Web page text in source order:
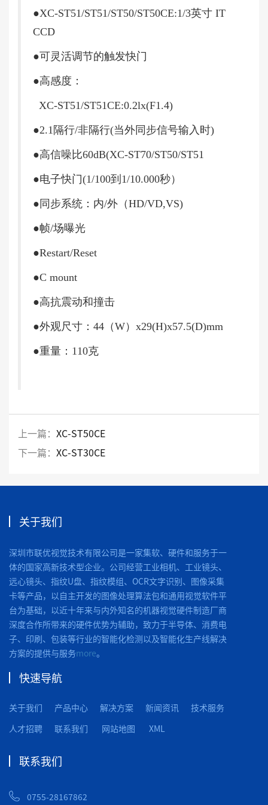
●XC-ST51/ST51/ST50/ST50CE:1/3英寸 IT
CCD
●可灵活调节的触发快门
●高感度：
XC-ST51/ST51CE:0.2lx(F1.4)
●2.1隔行/非隔行(当外同步信号输入时)
●高信噪比60dB(XC-ST70/ST50/ST51
●电子快门(1/100到1/10.000秒）
●同步系统：内/外（HD/VD,VS)
●帧/场曝光
●Restart/Reset
●C mount
●高抗震动和撞击
●外观尺寸：44（W）x29(H)x57.5(D)mm
●重量：110克
上一篇： XC-ST50CE
下一篇： XC-ST30CE
关于我们
深圳市联优视觉技术有限公司是一家集软、硬件和服务于一
体的国家高新技术型企业。公司经营工业相机、工业镜头、
远心镜头、指纹U盘、指纹模组、OCR文字识别、图像采集
卡等产品，以自主开发的图像处理算法包和通用视觉软件平
台为基础，以近十年来与内外知名的机器视觉硬件制造厂商
深度合作所带来的硬件优势为辅助，致力于半导体、消费电
子、印刷、包装等行业的智能化检测以及智能化生产线解决
方案的提供与服务more。
快速导航
关于我们 产品中心 解决方案 新闻资讯
技术服务
人才招聘
联系我们 网站地图 XML
联系我们
0755-28167862